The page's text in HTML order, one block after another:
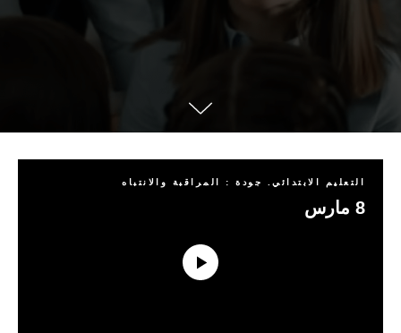
التعليم الابتدائي. جودة : المراقبة والانتباه
8 مارس